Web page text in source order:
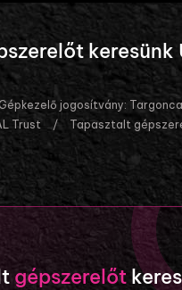
keresünk
jogosítvány:
Trust
/
Tapasztalt
gépszerelőt